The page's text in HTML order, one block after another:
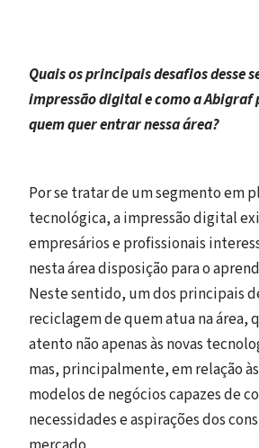
Quais os principais desafios desse
impressão digital e como a Abigraf
quem quer entrar nessa área?
Por se tratar de um segmento em
tecnológica, a impressão digital
empresários e profissionais
nesta área disposição para o
Neste sentido, um dos principais
reciclagem de quem atua na área,
atento não apenas às novas
mas, principalmente, em relação
modelos de negócios capazes de
necessidades e aspirações dos